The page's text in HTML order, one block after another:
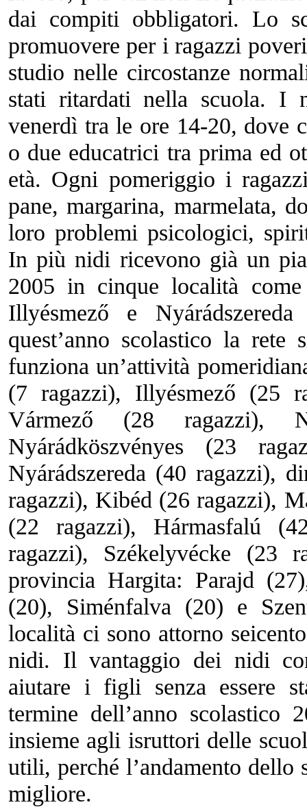
dai compiti obbligatori. Lo
promuovere per i ragazzi
studio nelle circostanze
stati ritardati nella scuola. I
venerdì tra le ore 14-20, dove
o due educatrici tra prima ed
età. Ogni pomeriggio i
pane, margarina, marmelata,
loro problemi psicologici,
In più nidi ricevono già un
2005 in cinque località
Illyésmező e
quest’anno scolastico la rete
funziona un’attività
(7 ragazzi), Illyésmező (25
Vármező (28 ragazzi),
Nyárádköszvényes (23
Nyárádszereda (40 ragazzi),
ragazzi), Kibéd (26 ragazzi),
(22 ragazzi), Hármasfalú
ragazzi), Székelyvécke (23
provincia Hargita: Parajd
(20), Siménfalva (20) e
località ci sono attorno
nidi. Il vantaggio dei nidi
aiutare i figli senza essere
termine dell’anno scolastico
insieme agli isruttori delle
utili, perché l’andamento
migliore.